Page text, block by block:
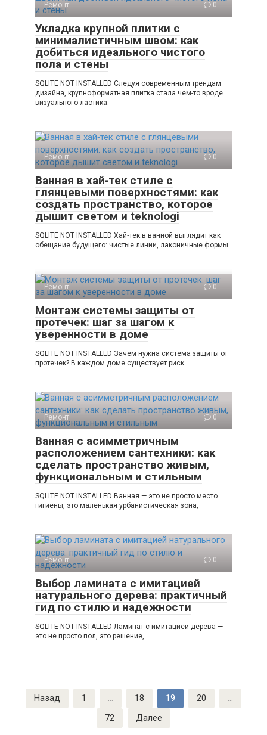
Ремонт 0
Укладка крупной плитки с
минималистичным швом: как
добиться идеального чистого
пола и стены
SQLITE NOT INSTALLED Следуя современным трендам
дизайна, крупноформатная плитка стала чем-то вроде
визуального ластика:
Ремонт 0
Ванная в хай‑тек стиле с
глянцевыми поверхностями: как
создать пространство, которое
дышит светом и teknologi
SQLITE NOT INSTALLED Хай‑тек в ванной выглядит как
обещание будущего: чистые линии, лаконичные формы
Ремонт 0
Монтаж системы защиты от
протечек: шаг за шагом к
уверенности в доме
SQLITE NOT INSTALLED Зачем нужна система защиты от
протечек? В каждом доме существует риск
Ремонт 0
Ванная с асимметричным
расположением сантехники: как
сделать пространство живым,
функциональным и стильным
SQLITE NOT INSTALLED Ванная — это не просто место
гигиены, это маленькая урбанистическая зона,
Ремонт 0
Выбор ламината с имитацией
натурального дерева: практичный
гид по стилю и надежности
SQLITE NOT INSTALLED Ламинат с имитацией дерева —
это не просто пол, это решение,
Пагинация
записей
Назад 1 … 18 19 20
…
72
Далее